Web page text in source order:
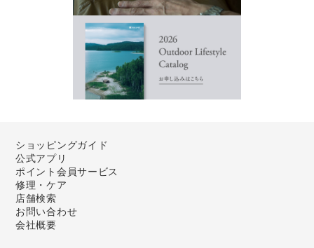
ショッピングガイド
公式アプリ
ポイント会員サービス
修理・ケア
店舗検索
お問い合わせ
会社概要